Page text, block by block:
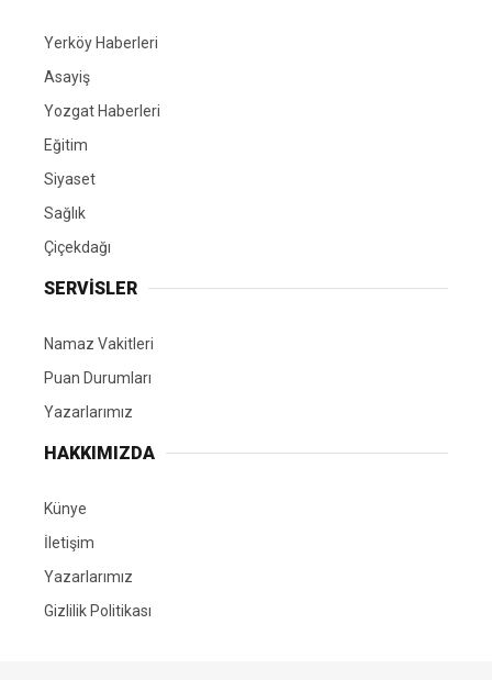
Yerköy Haberleri
Asayiş
Yozgat Haberleri
Eğitim
Siyaset
Sağlık
Çiçekdağı
SERVİSLER
Namaz Vakitleri
Puan Durumları
Yazarlarımız
HAKKIMIZDA
Künye
İletişim
Yazarlarımız
Gizlilik Politikası